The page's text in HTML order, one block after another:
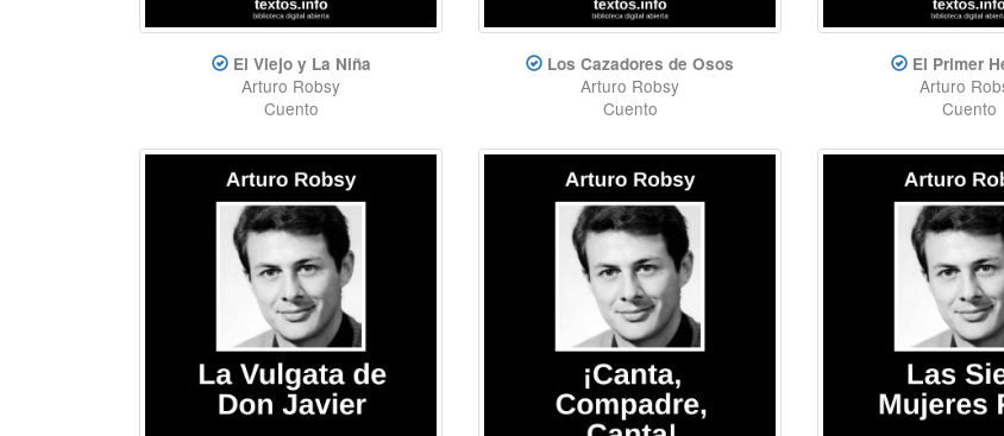
El Viejo y La Niña
Arturo Robsy
Cuento
Los Cazadores de Osos
Arturo Robsy
Cuento
El Primer
Arturo
Cuento